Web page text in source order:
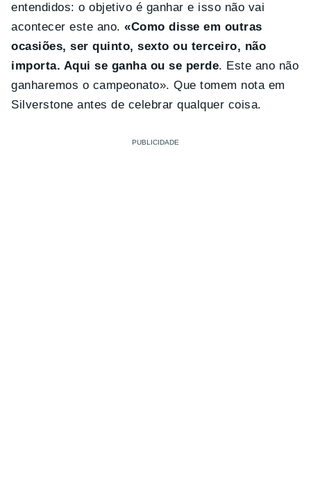
entendidos: o objetivo é ganhar e isso não vai
acontecer este ano.«Como disse em outras
ocasiões, ser quinto, sexto ou terceiro, não
importa. Aqui se ganha ou se perde. Este ano não
ganharemos o campeonato». Que tomem nota em
Silverstone antes de celebrar qualquer coisa.